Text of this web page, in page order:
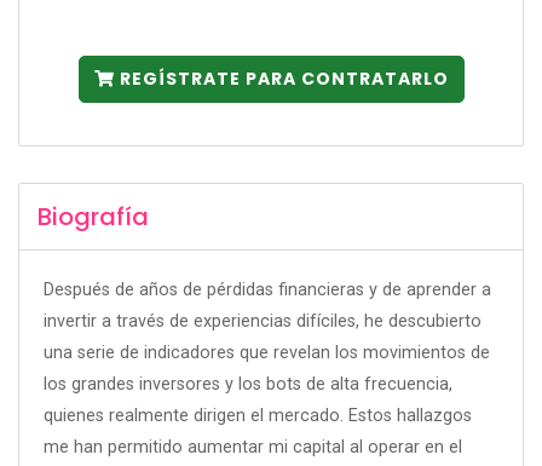
REGÍSTRATE PARA CONTRATARLO
Biografía
Después de años de pérdidas financieras y de aprender a
invertir a través de experiencias difíciles, he descubierto
una serie de indicadores que revelan los movimientos de
los grandes inversores y los bots de alta frecuencia,
quienes realmente dirigen el mercado. Estos hallazgos
me han permitido aumentar mi capital al operar en el